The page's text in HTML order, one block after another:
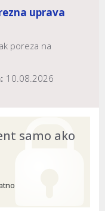
uprava
poreza na
10.08.2026
samo ako